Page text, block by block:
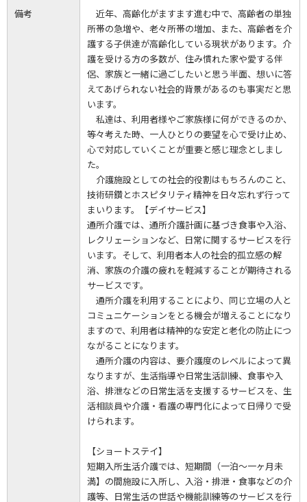
備考
近年、高齢化がますます進む中で、高齢者の単独
所帯の急増や、老々所帯の増加、また、高齢者を介
護する子供達が高齢化している現状があります。介
護を受ける方の多数が、住み慣れた家や愛する伴
侶、家族と一緒に過ごしたいと思う半面、想いに答
えてあげられない社会的背景があるのも事実だと思
います。
私達は、利用者様やご家族様に何ができるのか、
等々考えた時、一人ひとりの要望を心で受け止め、
心で対応していくことが重要と感じ理念としまし
た。
介護施設としての社会的役割はもちろんのこと、
技術研鑽とホスピタリティ精神を日々忘れず行って
まいります。【デイサービス】
通所介護では、通所介護計画に基づき食事や入浴、
レクリェーションなど、日常に関するサービスを行
います。そして、利用者本人の社会的孤立感の解
消、家族の介護の疲れを軽減することが期待される
サービスです。
通所介護を利用することにより、同じ立場の人と
コミュニケーションをとる機会が増えることになり
ますので、利用者は精神的な安定と老化の防止につ
ながることになります。
通所介護の内容は、要介護度のレベルによって異
なりますが、生活指導や日常生活訓練、食事や入
浴、排泄などの日常生活を支援するサービスを、生
活相談員や介護・看護の専門化によって日帰りで受
けられます。
【ショートステイ】
短期入所生活介護では、短期間（一泊～一ヶ月未
満】の間施設に入所し、入浴・排泄・食事などの介
護等、日常生活の世話や機能訓練等のサービスを行